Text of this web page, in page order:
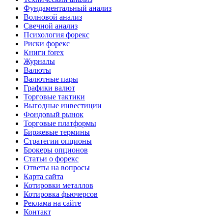
Фундаментальный анализ
Волновой анализ
Свечной анализ
Психология форекс
Риски форекс
Книги forex
Журналы
Валюты
Валютные пары
Графики валют
Торговые тактики
Выгодные инвестиции
Фондовый рынок
Торговые платформы
Биржевые термины
Стратегии опционы
Брокеры опционов
Статьи о форекс
Ответы на вопросы
Карта сайта
Котировки металлов
Котировка фьючерсов
Реклама на сайте
Контакт